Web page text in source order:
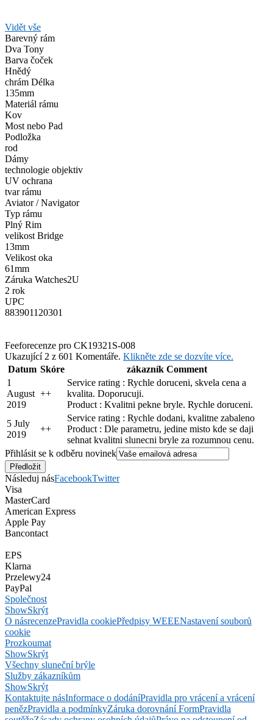
Vidět vše
Barevný rám
Dva Tony
Barva čoček
Hnědý
chrám Délka
135mm
Materiál rámu
Kov
Most nebo Pad
Podložka
rod
Dámy
technologie objektiv
UV ochrana
tvar rámu
Aviator / Navigator
Typ rámu
Plný Rim
velikost Bridge
13mm
Velikost oka
61mm
Záruka Watches2U
2 rok
UPC
883901120301
Feeforecenze pro CK19321S-008
Ukazující 2 z 601 Komentáře. Klikněte zde se dozvíte více.
Datum Skóre
zákazník Comment
1
August
2019
++
Service rating : Rychle doruceni, skvela cena a
kvalita. Doporucuji.
Product : Kvalitni pekne bryle. Rychle doruceni.
5 July
2019
++
Service rating : Rychle dodani, kvalitne zabaleno
Product : Dle parametru, jedine misto kde se daji
sehnat kvalitni slunecni bryle za rozumnou cenu.
Přihlásit se k odběru novinek
Následuj násFacebookTwitter
Visa
MasterCard
American Express
Apple Pay
Bancontact
EPS
Klarna
Przelewy24
PayPal
Společnost
ShowSkrýt
O násrecenzePravidla cookiePředpisy WEEENastavení souborů
cookie
Prozkoumat
ShowSkrýt
Všechny sluneční brýle
Služby zákazníkům
ShowSkrýt
Kontaktujte násInformace o dodáníPravidla pro vrácení a vrácení
penězPravidla a podmínkyZáruka dorovnání FormPravidla